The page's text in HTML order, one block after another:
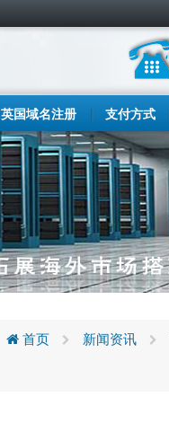
英国域名注册 支付方式
首页 新闻资讯